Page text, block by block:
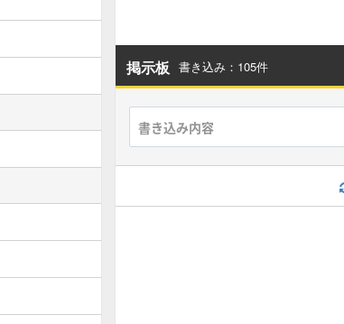
海王神専用募集板
ファラオ・ヘッド募集板
ラプソーン募集板
ウルノーガ募集板
掲示板 書き込み：105件